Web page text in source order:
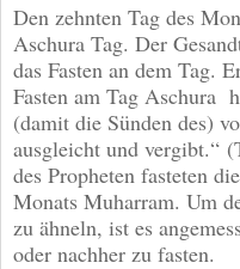
Den zehnten Tag des
Aschura Tag. Der
das Fasten an dem Tag.
Fasten am Tag Aschura
(damit die Sünden des)
ausgleicht und vergibt.“
des Propheten fasteten
Monats Muharram. Um
zu ähneln, ist es
oder nachher zu fasten.